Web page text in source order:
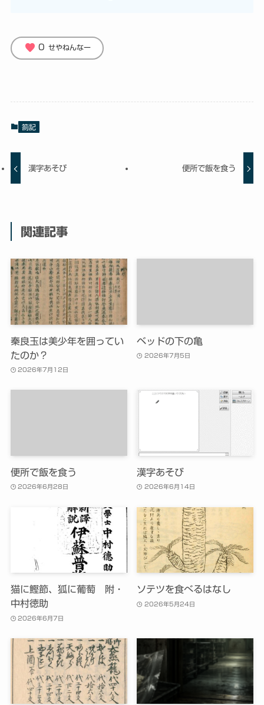
favorite 0 せやねんなー
箚記
漢字あそび 便所で飯を食う
関連記事
秦良玉は美少年を囲ってい
たのか？
2026年7月12日
ベッドの下の亀
2026年7月5日
便所で飯を食う
2026年6月28日
漢字あそび
2026年6月14日
猫に鰹節、狐に葡萄 附・
中村徳助
2026年6月7日
ソテツを食べるはなし
2026年5月24日